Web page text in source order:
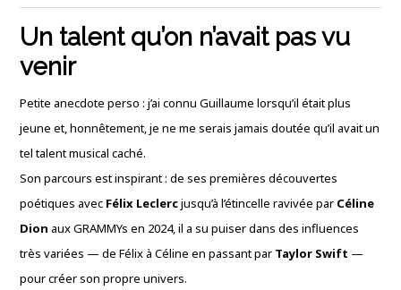
Un talent qu’on n’avait pas vu
venir
Petite anecdote perso : j’ai connu Guillaume lorsqu’il était plus
jeune et, honnêtement, je ne me serais jamais doutée qu’il avait un
tel talent musical caché.
Son parcours est inspirant : de ses premières découvertes
poétiques avec Félix Leclercjusqu’à l’étincelle ravivée par Céline
Dion aux GRAMMYs en 2024, il a su puiser dans des influences
très variées — de Félix à Céline en passant par Taylor Swift —
pour créer son propre univers.